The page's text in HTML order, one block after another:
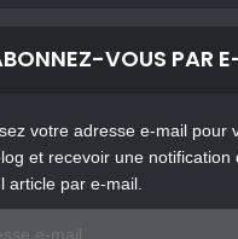
VOUS PAR
votre adresse e-mail pour
et recevoir une notification
article par e-mail.